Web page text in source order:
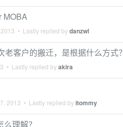
MOBA
• Lastly replied bydanzwl
客户的搬迁，是根据什么方式？
• Lastly replied byakira
2013 • Lastly replied byitommy
理解？